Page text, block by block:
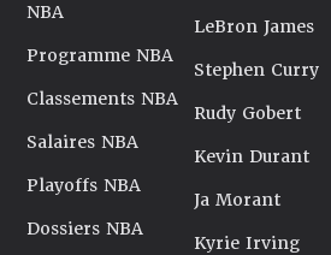
NBA
Programme NBA
Classements NBA
Salaires NBA
Playoffs NBA
Dossiers NBA
LeBron James
Stephen Curry
Rudy Gobert
Kevin Durant
Ja Morant
Kyrie Irving